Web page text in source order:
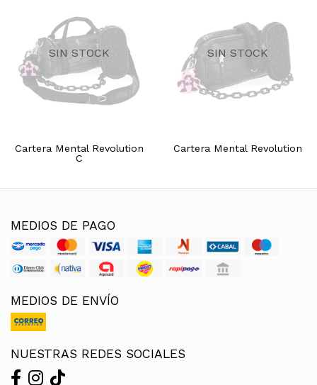
SIN STOCK
Cartera Mental Revolution
C
SIN STOCK
Cartera Mental Revolution
MEDIOS DE PAGO
MEDIOS DE ENVÍO
NUESTRAS REDES SOCIALES